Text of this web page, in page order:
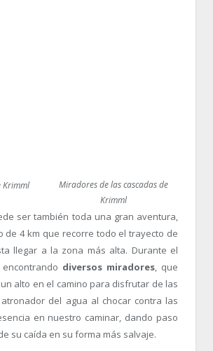
Krimml
Miradores de las cascadas de
Krimml
ser también toda una gran aventura,
de 4 km que recorre todo el trayecto de
llegar a la zona más alta. Durante el
diversos miradores, que
alto en el camino para disfrutar de las
del agua al chocar contra las
en nuestro caminar, dando paso
su caída en su forma más salvaje.